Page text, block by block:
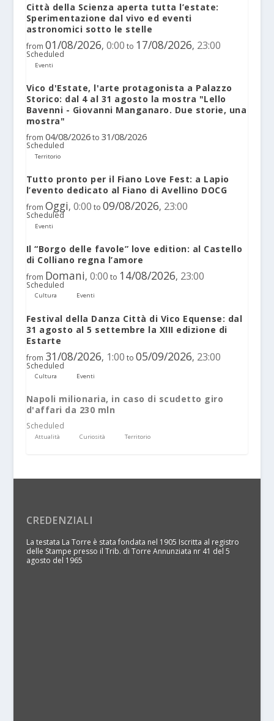
Città della Scienza aperta tutta l’estate:
Sperimentazione dal vivo ed eventi
astronomici sotto le stelle
from 01/08/2026, 0:00 to 17/08/2026, 23:00
Scheduled
Eventi
Vico d'Estate, l'arte protagonista a Palazzo
Storico: dal 4 al 31 agosto la mostra "Lello
Bavenni - Giovanni Manganaro. Due storie, una
mostra"
from 04/08/2026 to 31/08/2026
Scheduled
Territorio
Tutto pronto per il Fiano Love Fest: a Lapio
l’evento dedicato al Fiano di Avellino DOCG
from Oggi, 0:00 to 09/08/2026, 23:00
Scheduled
Eventi
Il “Borgo delle favole” love edition: al Castello
di Colliano regna l’amore
from Domani, 0:00 to 14/08/2026, 23:00
Scheduled
Cultura Eventi
Festival della Danza Città di Vico Equense: dal
31 agosto al 5 settembre la XIII edizione di
Estarte
from 31/08/2026, 1:00 to 05/09/2026, 23:00
Scheduled
Cultura Eventi
Napoli milionaria, in caso di scudetto giro
d'affari da 230 mln
Scheduled
Attualità Curiosità Territorio
CREDENZIALI
La testata La Torre è stata fondata nel 1905 Iscritta al registro
delle Stampe presso il Trib. di Torre Annunziata nr 41 del 5
agosto del 1965